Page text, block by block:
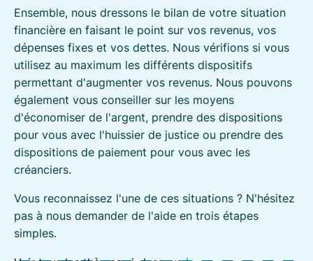
Ensemble, nous dressons le bilan de votre situation
financière en faisant le point sur vos revenus, vos
dépenses fixes et vos dettes. Nous vérifions si vous
utilisez au maximum les différents dispositifs
permettant d'augmenter vos revenus. Nous pouvons
également vous conseiller sur les moyens
d'économiser de l'argent, prendre des dispositions
pour vous avec l'huissier de justice ou prendre des
dispositions de paiement pour vous avec les
créanciers.
Vous reconnaissez l'une de ces situations ? N'hésitez
pas à nous demander de l'aide en trois étapes
simples.